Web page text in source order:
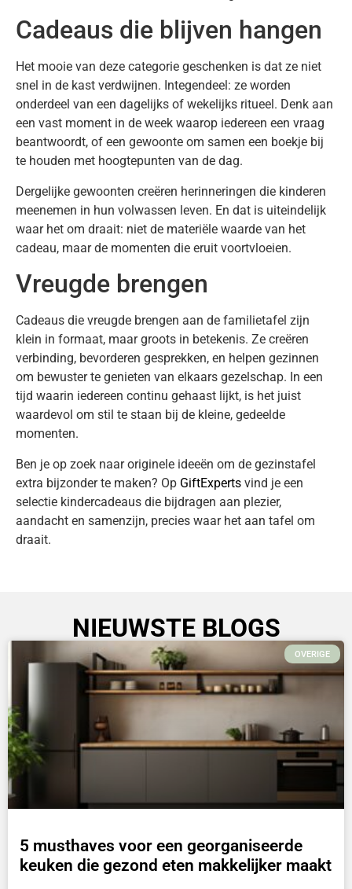
Cadeaus die blijven hangen
Het mooie van deze categorie geschenken is dat ze niet
snel in de kast verdwijnen. Integendeel: ze worden
onderdeel van een dagelijks of wekelijks ritueel. Denk aan
een vast moment in de week waarop iedereen een vraag
beantwoordt, of een gewoonte om samen een boekje bij
te houden met hoogtepunten van de dag.
Dergelijke gewoonten creëren herinneringen die kinderen
meenemen in hun volwassen leven. En dat is uiteindelijk
waar het om draait: niet de materiële waarde van het
cadeau, maar de momenten die eruit voortvloeien.
Vreugde brengen
Cadeaus die vreugde brengen aan de familietafel zijn
klein in formaat, maar groots in betekenis. Ze creëren
verbinding, bevorderen gesprekken, en helpen gezinnen
om bewuster te genieten van elkaars gezelschap. In een
tijd waarin iedereen continu gehaast lijkt, is het juist
waardevol om stil te staan bij de kleine, gedeelde
momenten.
Ben je op zoek naar originele ideeën om de gezinstafel
extra bijzonder te maken? Op GiftExperts vind je een
selectie kindercadeaus die bijdragen aan plezier,
aandacht en samenzijn, precies waar het aan tafel om
draait.
NIEUWSTE BLOGS
OVERIGE
5 musthaves voor een georganiseerde
keuken die gezond eten makkelijker maakt